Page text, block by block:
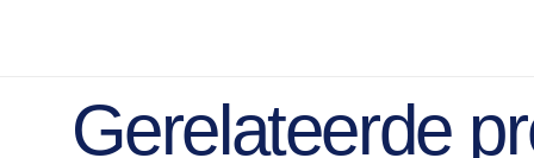
Gerelateerde